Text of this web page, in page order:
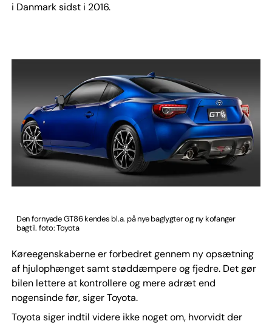
i Danmark sidst i 2016.
Den fornyede GT86 kendes bl.a. på nye baglygter og ny kofanger
bagtil. foto: Toyota
Køreegenskaberne er forbedret gennem ny opsætning
af hjulophænget samt støddæmpere og fjedre. Det gør
bilen lettere at kontrollere og mere adræt end
nogensinde før, siger Toyota.
Toyota siger indtil videre ikke noget om, hvorvidt der